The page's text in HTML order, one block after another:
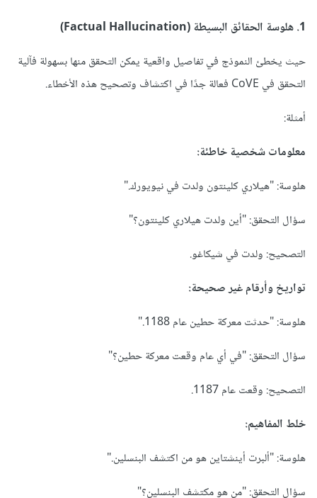
1. هلوسة الحقائق البسيطة (Factual Hallucination)
حيث يخطئ النموذج في تفاصيل واقعية يمكن التحقق منها بسهولة فآلية
التحقق في CoVE فعالة جدًا في اكتشاف وتصحيح هذه الأخطاء.
أمثلة:
معلومات شخصية خاطئة:
هلوسة: "هيلاري كلينتون ولدت في نيويورك."
سؤال التحقق: "أين ولدت هيلاري كلينتون؟"
التصحيح: ولدت في شيكاغو.
تواريخ وأرقام غير صحيحة:
هلوسة: "حدثت معركة حطين عام 1188."
سؤال التحقق: "في أي عام وقعت معركة حطين؟"
التصحيح: وقعت عام 1187.
خلط المفاهيم:
هلوسة: "ألبرت أينشتاين هو من اكتشف البنسلين."
سؤال التحقق: "من هو مكتشف البنسلين؟"